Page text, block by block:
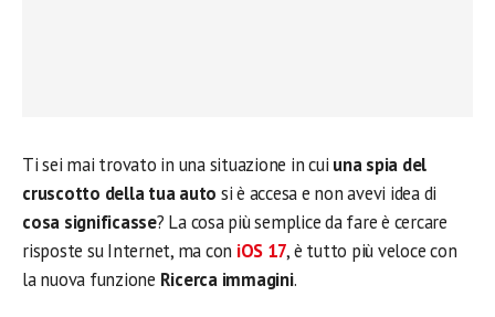
Ti sei mai trovato in una situazione in cui una spia del
cruscotto della tua auto si è accesa e non avevi idea di
cosa significasse? La cosa più semplice da fare è cercare
risposte su Internet, ma con iOS 17, è tutto più veloce con
la nuova funzione Ricerca immagini.